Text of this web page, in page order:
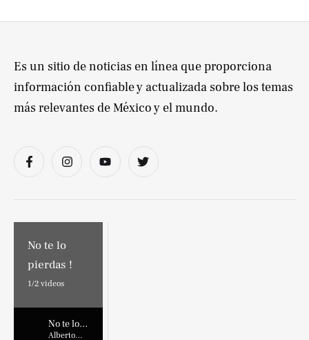
No te lo
pierdas !
1/2 videos
No te lo
pierdas !
Alberto
Es un sitio de noticias en línea que proporciona
información confiable y actualizada sobre los temas
más relevantes de México y el mundo.